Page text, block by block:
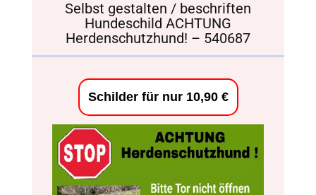
Selbst gestalten / beschriften
Hundeschild ACHTUNG
Herdenschutzhund! – 540687
Schilder für nur 10,90 €